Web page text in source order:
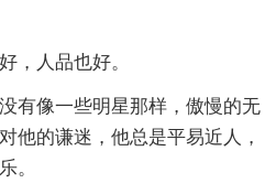
，人品也好。
有像一些明星那样，傲慢的无
他的谦迷，他总是平易近人，
。